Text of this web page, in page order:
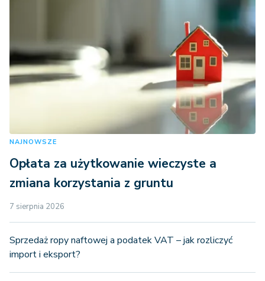
NAJNOWSZE
Opłata za użytkowanie wieczyste a
zmiana korzystania z gruntu
7 sierpnia 2026
Sprzedaż ropy naftowej a podatek VAT – jak rozliczyć
import i eksport?